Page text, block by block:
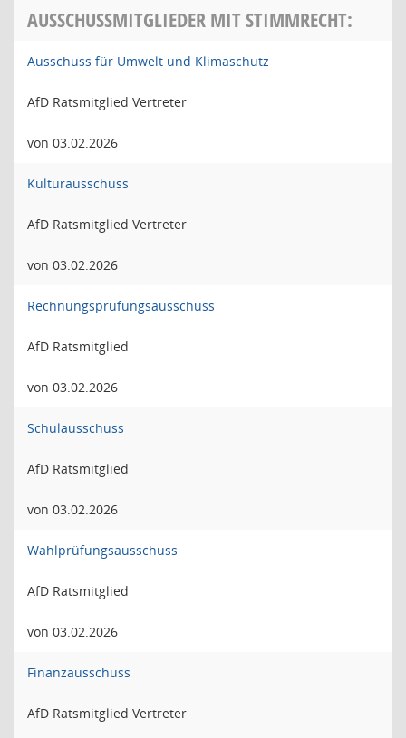
AUSSCHUSSMITGLIEDER MIT STIMMRECHT:
Ausschuss für Umwelt und Klimaschutz
AfD Ratsmitglied Vertreter
von 03.02.2026
Kulturausschuss
AfD Ratsmitglied Vertreter
von 03.02.2026
Rechnungsprüfungsausschuss
AfD Ratsmitglied
von 03.02.2026
Schulausschuss
AfD Ratsmitglied
von 03.02.2026
Wahlprüfungsausschuss
AfD Ratsmitglied
von 03.02.2026
Finanzausschuss
AfD Ratsmitglied Vertreter